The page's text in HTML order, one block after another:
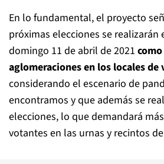
En lo fundamental, el proyecto
próximas elecciones se realizarán
domingo 11 de abril de 2021
aglomeraciones en los locales de
considerando el escenario de
encontramos y que además se
elecciones, lo que demandará
votantes en las urnas y recintos